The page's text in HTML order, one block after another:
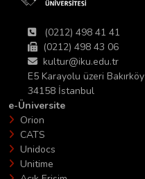
(0212) 498 41 41
(0212) 498 43 06
kultur@iku.edu.tr
E5 Karayolu üzeri Bakırköy
34158 İstanbul
e-Üniversite
Orion
CATS
Unidocs
Unitime